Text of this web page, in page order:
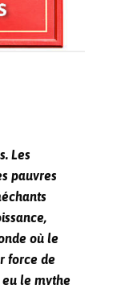
Les
pauvres
où le
force de
eu le mythe